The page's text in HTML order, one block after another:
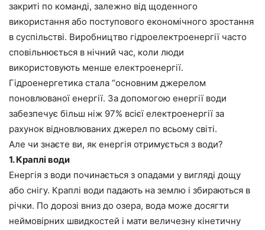
закриті по команді, залежно від щоденного
використання або поступового економічного зростання
в суспільстві. Виробництво гідроелектроенергії часто
сповільнюється в нічний час, коли люди
використовують менше електроенергії.
Гідроенергетика стала “основним джерелом
поновлюваної енергії. За допомогою енергії води
забезпечує більш ніж 97% всієї електроенергії за
рахунок відновлюваних джерел по всьому світі.
Але чи знаєте ви, як енергія отримується з води?
1. Краплі води
Енергія з води починається з опадами у вигляді дощу
або снігу. Краплі води падають на землю і збираються в
річки. По дорозі вниз до озера, вода може досягти
неймовірних швидкостей і мати величезну кінетичну